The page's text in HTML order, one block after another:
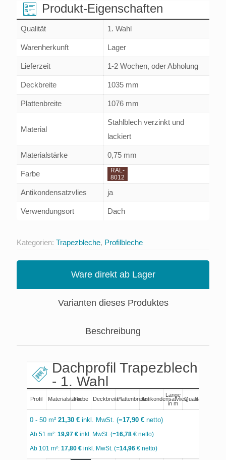
Produkt-Eigenschaften
Qualität 1. Wahl
Warenherkunft Lager
Lieferzeit 1-2 Wochen, oder Abholung
Deckbreite 1035 mm
Plattenbreite 1076 mm
Material
Stahlblech verzinkt und
lackiert
Materialstärke 0,75 mm
Farbe
RAL-
8012
Antikondensatzvlies ja
Verwendungsort Dach
Kategorien: Trapezbleche, Profilbleche
Ware direkt ab Lager
Varianten dieses Produktes
Beschreibung
Dachprofil Trapezblech 35/
- 1. Wahl
Profil Materialstärke
Farbe DeckbreitePlattenbreiteAntikondensatvlies
Länge
in m
Qualität
0 - 50 m² 21,30 € inkl. MwSt. (=17,90 € netto)
Ab 51 m²: 19,97 € inkl. MwSt. (=16,78 € netto)
Ab 101 m²: 17,80 € inkl. MwSt. (=14,96 € netto)